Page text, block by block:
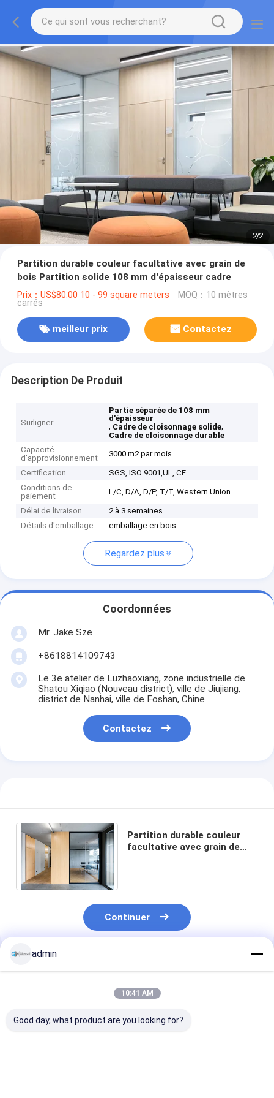
2/2
Partition durable couleur facultative avec grain de
bois Partition solide 108 mm d'épaisseur cadre
Prix：US$80.00 10 - 99 square meters MOQ：10 mètres
carrés
meilleur prix Contactez
Description De Produit
Surligner
Partie séparée de 108 mm
d'épaisseur
, Cadre de cloisonnage solide,
Cadre de cloisonnage durable
Capacité
d'approvisionnement
3000 m2 par mois
Certification
SGS, ISO 9001,UL, CE
Conditions de
paiement
L/C, D/A, D/P, T/T, Western Union
Délai de livraison
2 à 3 semaines
Détails d'emballage
emballage en bois
Regardez plus
Coordonnées
Mr. Jake Sze
+8618814109743
Le 3e atelier de Luzhaoxiang, zone industrielle de
Shatou Xiqiao (Nouveau district), ville de Jiujiang,
district de Nanhai, ville de Foshan, Chine
Contactez
Partition durable couleur
facultative avec grain de
Continuer
Produits Recommandés
admin
10:41 AM
Good day, what product are you looking for?